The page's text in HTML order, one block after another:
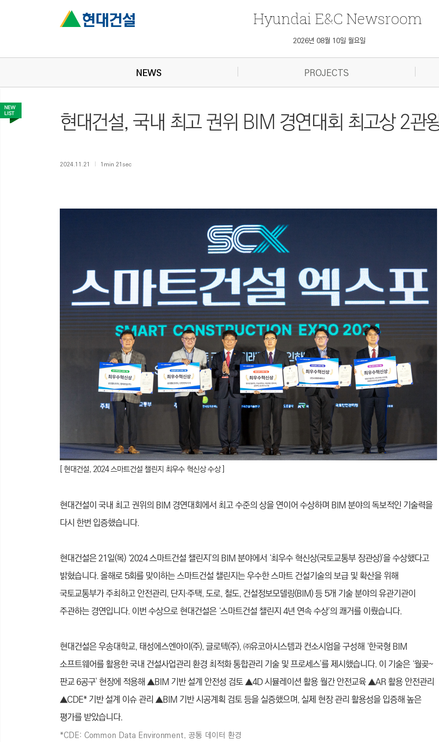
Hyundai E&C Newsroom
2026년 08월 10일 월요일
NEWS PROJECTS
현대건설, 국내 최고 권위 BIM 경연대회 최고상 2관
2024.11.21 1min 21sec
[ 현대건설, 2024 스마트건설 챌린지 최우수 혁신상 수상 ]
현대건설이 국내 최고 권위의 BIM 경연대회에서 최고 수준의 상을 연이어 수상하며 BIM 분야의 독보적인 기술력을
다시 한번 입증했습니다.
현대건설은 21일(목) ‘2024 스마트건설 챌린지’의 BIM 분야에서 ‘최우수 혁신상(국토교통부 장관상)’을 수상했다고
밝혔습니다. 올해로 5회를 맞이하는 스마트건설 챌린지는 우수한 스마트 건설기술의 보급 및 확산을 위해
국토교통부가 주최하고 안전관리, 단지·주택, 도로, 철도, 건설정보모델링(BIM) 등 5개 기술 분야의 유관기관이
주관하는 경연입니다. 이번 수상으로 현대건설은 ‘스마트건설 챌린지 4년 연속 수상’의 쾌거를 이뤘습니다.
현대건설은 우송대학교, 태성에스엔아이(주), 글로텍(주), ㈜유코아시스템과 컨소시엄을 구성해 ‘한국형 BIM
소프트웨어를 활용한 국내 건설사업관리 환경 최적화 통합관리 기술 및 프로세스’를 제시했습니다. 이 기술은 ‘월곶~
판교 6공구’ 현장에 적용해 ▲BIM 기반 설계 안전성 검토 ▲4D 시뮬레이션 활용 월간 안전교육 ▲AR 활용 안전관리
▲CDE* 기반 설계 이슈 관리 ▲BIM 기반 시공계획 검토 등을 실증했으며, 실제 현장 관리 활용성을 입증해 높은
평가를 받았습니다.
*CDE: Common Data Environment, 공통 데이터 환경